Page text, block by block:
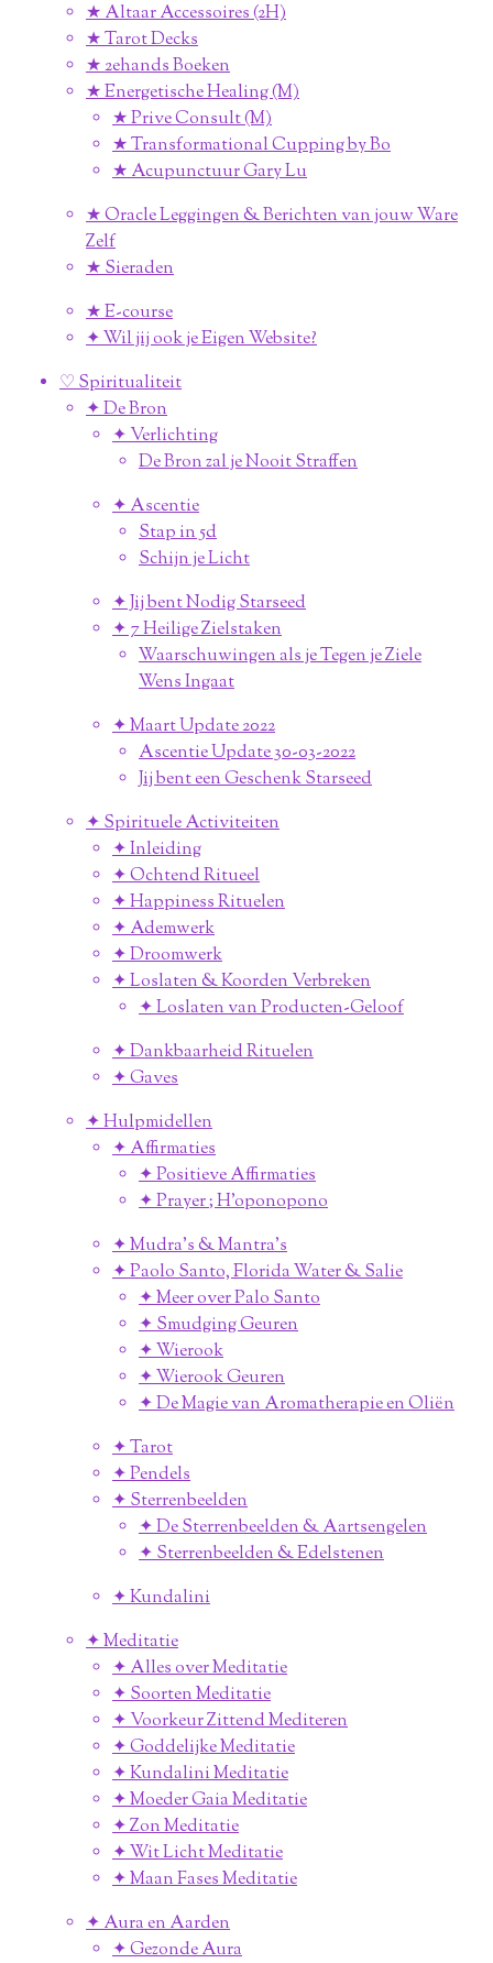
★ Altaar Accessoires (2H)
★ Tarot Decks
★ 2ehands Boeken
★ Energetische Healing (M)
★ Prive Consult (M)
★ Transformational Cupping by Bo
★ Acupunctuur Gary Lu
★ Oracle Leggingen & Berichten van jouw Ware
Zelf
★ Sieraden
★ E-course
✦ Wil jij ook je Eigen Website?
♡ Spiritualiteit
✦ De Bron
✦ Verlichting
De Bron zal je Nooit Straffen
✦ Ascentie
Stap in 5d
Schijn je Licht
✦ Jij bent Nodig Starseed
✦ 7 Heilige Zielstaken
Waarschuwingen als je Tegen je Ziele
Wens Ingaat
✦ Maart Update 2022
Ascentie Update 30-03-2022
Jij bent een Geschenk Starseed
✦ Spirituele Activiteiten
✦ Inleiding
✦ Ochtend Ritueel
✦ Happiness Rituelen
✦ Ademwerk
✦ Droomwerk
✦ Loslaten & Koorden Verbreken
✦ Loslaten van Producten-Geloof
✦ Dankbaarheid Rituelen
✦ Gaves
✦ Hulpmidellen
✦ Affirmaties
✦ Positieve Affirmaties
✦ Prayer ; H'oponopono
✦ Mudra's & Mantra's
✦ Paolo Santo, Florida Water & Salie
✦ Meer over Palo Santo
✦ Smudging Geuren
✦ Wierook
✦ Wierook Geuren
✦ De Magie van Aromatherapie en Oliën
✦ Tarot
✦ Pendels
✦ Sterrenbeelden
✦ De Sterrenbeelden & Aartsengelen
✦ Sterrenbeelden & Edelstenen
✦ Kundalini
✦ Meditatie
✦ Alles over Meditatie
✦ Soorten Meditatie
✦ Voorkeur Zittend Mediteren
✦ Goddelijke Meditatie
✦ Kundalini Meditatie
✦ Moeder Gaia Meditatie
✦ Zon Meditatie
✦ Wit Licht Meditatie
✦ Maan Fases Meditatie
✦ Aura en Aarden
✦ Gezonde Aura